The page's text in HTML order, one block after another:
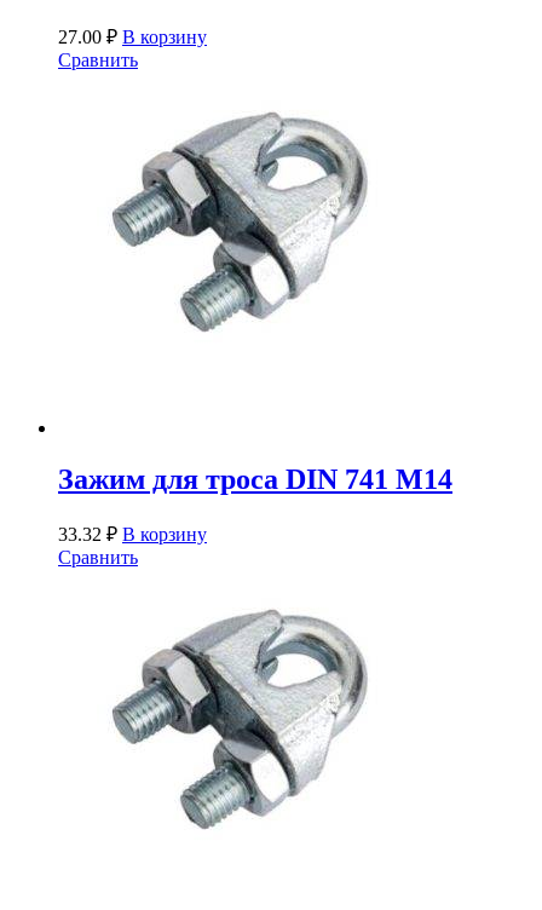
27.00 ₽ В корзину
Сравнить
Зажим для троса DIN 741 М14
33.32 ₽ В корзину
Сравнить